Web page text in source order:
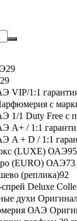
29
29
1:1 гарантия
с
1/1 Duty Free с
/ 1:1
+ D / 1:1
(LUXE) ОАЭ
(EURO) ОАЭ73
(реплика)92
Deluxe
духи
ОАЭ